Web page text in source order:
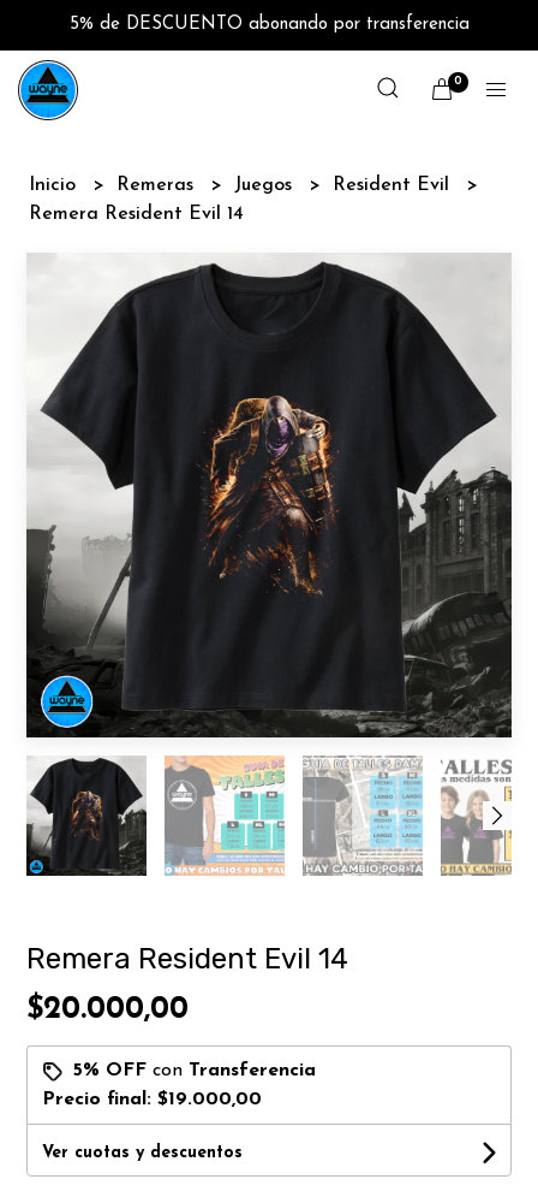
5% de DESCUENTO abonando por transferencia
0
Inicio Remeras Juegos
Resident Evil
Remera Resident Evil 14
Remera Resident Evil 14
$20.000,00
5% OFF con Transferencia
Precio final:$19.000,00
Ver cuotas y descuentos